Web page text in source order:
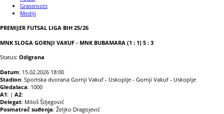
Grassroots
Mediji
PREMIJER FUTSAL LIGA BIH 25/26
MNK SLOGA GORNJI VAKUF - MNK BUBAMARA (1 : 1) 5 : 3
Status: Odigrana
Datum: 15.02.2026 18:00
Stadion: Sportska dvorana Gornji Vakuf - Uskoplje - Gornji Vakuf - Uskoplje
Gledalaca: 1000
A1: | A2:
Delegat: Miloš Šiljegović
Posmatrač suđenja: Željko Dragojević